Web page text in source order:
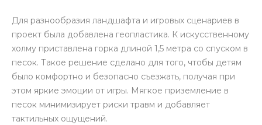
Для разнообразия ландшафта и игровых сценариев в
проект была добавлена геопластика. К искусственному
холму приставлена горка длиной 1,5 метра со спуском в
песок. Такое решение сделано для того, чтобы детям
было комфортно и безопасно съезжать, получая при
этом яркие эмоции от игры. Мягкое приземление в
песок минимизирует риски травм и добавляет
тактильных ощущений.